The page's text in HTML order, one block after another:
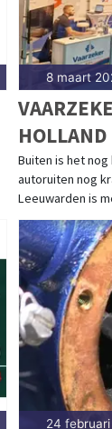
8 maart
Buiten is het
autoruiten nog
Leeuwarden is
24